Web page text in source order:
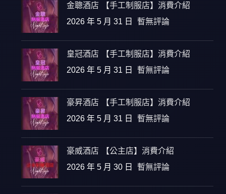
金聰酒店 【手工制服店】消費介紹
2026 年 5 月 31 日 暫無評論
皇冠酒店 【手工制服店】消費介紹
2026 年 5 月 31 日 暫無評論
豪昇酒店 【手工制服店】消費介紹
2026 年 5 月 31 日 暫無評論
豪威酒店 【公主店】消費介紹
2026 年 5 月 30 日 暫無評論